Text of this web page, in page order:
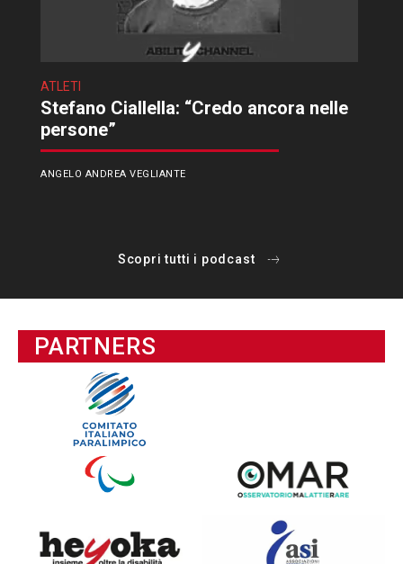
ATLETI
Stefano Ciallella: “Credo ancora nelle
persone”
ANGELO ANDREA VEGLIANTE
Scopri tutti i podcast
PARTNERS